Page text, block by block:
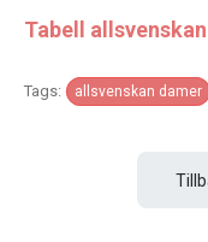
Tabell
Tags: allsvenskan damer